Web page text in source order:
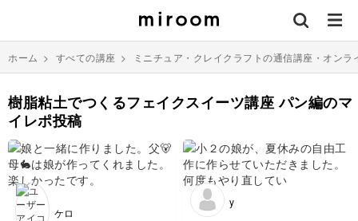
ホーム > すべての講座 > ミニチュア・クレイクラフトの通信講座・オンラ
樹脂粘土でつくるフェイクスイーツ講座 パン編のマ
イレポ投稿
ケロ
y